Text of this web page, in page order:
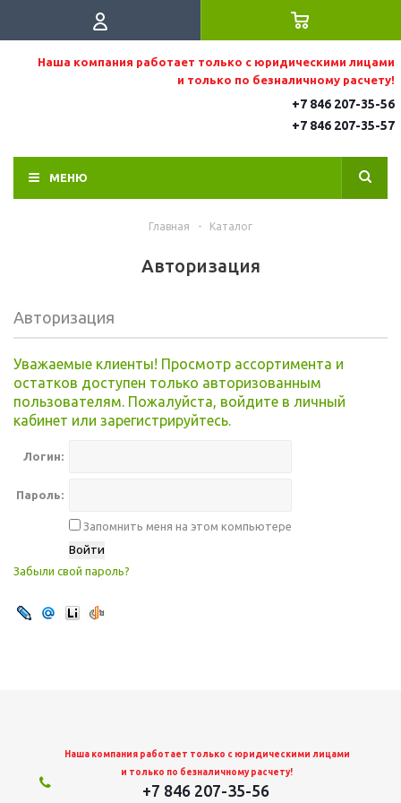
Наша компания работает только с юридическими лицами
и только по безналичному расчету!
+7 846 207-35-56
+7 846 207-35-57
МЕНЮ
Главная - Каталог
Авторизация
Авторизация
Уважаемые клиенты! Просмотр ассортимента и
остатков доступен только авторизованным
пользователям. Пожалуйста, войдите в личный
кабинет или зарегистрируйтесь.
Логин:
Пароль:
Запомнить меня на этом компьютере
Забыли свой пароль?
Наша компания работает только с юридическими лицами
и только по безналичному расчету!
+7 846 207-35-56